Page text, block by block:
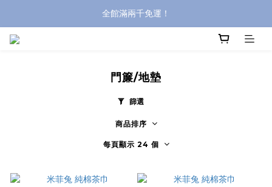
全館滿兩千免運！
登入購買，立即接收出貨通知
門簾/地墊
篩選
商品排序
每頁顯示 24 個